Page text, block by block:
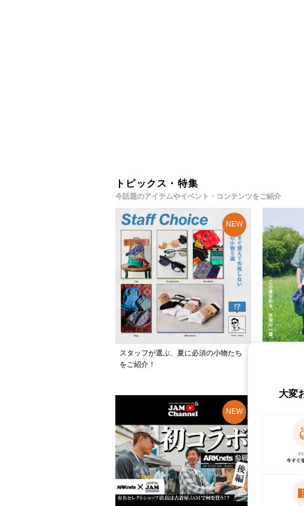
トピックス・特集
今話題のアイテムやイベント・コンテンツをご紹介
スタッフが選ぶ、夏に必須の小物たち
をご紹介！
大変